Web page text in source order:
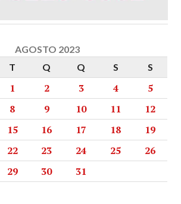
AGOSTO 2023
T Q Q S S
1 2 3 4
5
8 9 10 11
12
15 16 17 18
19
22 23 24 25
26
29 30 31